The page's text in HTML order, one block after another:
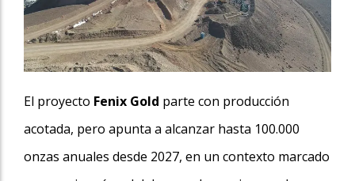
El proyecto Fenix Gold parte con producción
acotada, pero apunta a alcanzar hasta 100.000
onzas anuales desde 2027, en un contexto marcado